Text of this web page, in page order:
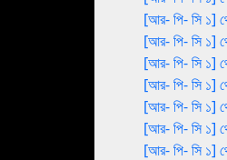
[আর- পি- সি ১]
[আর- পি- সি ১]
[আর- পি- সি ১]
[আর- পি- সি ১]
[আর- পি- সি ১]
[আর- পি- সি ১]
[আর- পি- সি ১]